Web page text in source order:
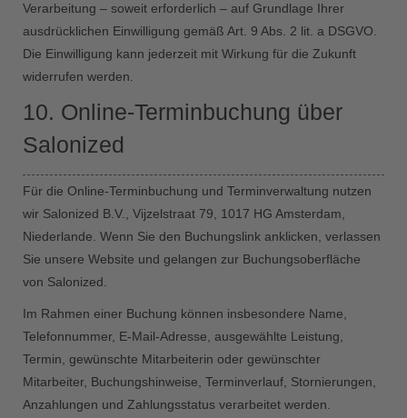
Verarbeitung – soweit erforderlich – auf Grundlage Ihrer
ausdrücklichen Einwilligung gemäß Art. 9 Abs. 2 lit. a DSGVO.
Die Einwilligung kann jederzeit mit Wirkung für die Zukunft
widerrufen werden.
10. Online-Terminbuchung über
Salonized
Für die Online-Terminbuchung und Terminverwaltung nutzen
wir Salonized B.V., Vijzelstraat 79, 1017 HG Amsterdam,
Niederlande. Wenn Sie den Buchungslink anklicken, verlassen
Sie unsere Website und gelangen zur Buchungsoberfläche
von Salonized.
Im Rahmen einer Buchung können insbesondere Name,
Telefonnummer, E-Mail-Adresse, ausgewählte Leistung,
Termin, gewünschte Mitarbeiterin oder gewünschter
Mitarbeiter, Buchungshinweise, Terminverlauf, Stornierungen,
Anzahlungen und Zahlungsstatus verarbeitet werden.